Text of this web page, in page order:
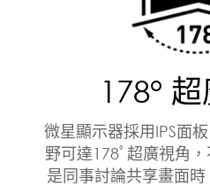
178°
微星顯示器採用IPS面
野可達178ﾟ超廣視角
是同事討論共享畫面